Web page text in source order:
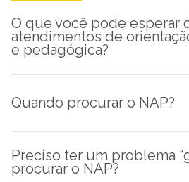
O que você pode esperar
atendimentos de
e pedagógica?
Quando procurar o NAP?
Preciso ter um problema
procurar o NAP?